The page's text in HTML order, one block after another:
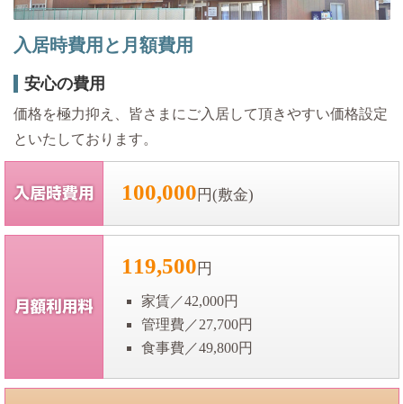
入居時費用と月額費用
安心の費用
価格を極力抑え、皆さまにご入居して頂きやすい価格設定
といたしております。
100,000 円(敷金)
119,500 円
家賃／42,000円
管理費／27,700円
食事費／49,800円